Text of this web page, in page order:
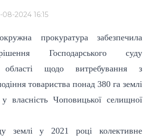
08-2024 16:15
прокуратура забезпечила
Господарського суду
області щодо витребування з
товариства понад 380 га землі
власність Чоповицької селищної
землі у 2021 році колективне